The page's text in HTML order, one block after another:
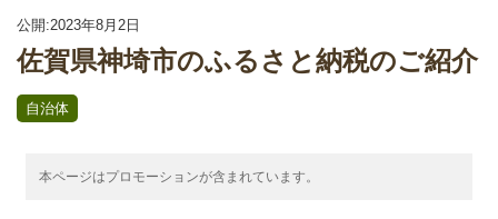
公開:2023年8月2日
佐賀県神埼市のふるさと納税のご紹介
自治体
本ページはプロモーションが含まれています。